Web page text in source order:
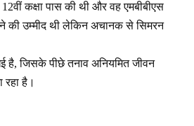
कक्षा पास की थी और वह एमबीबीएस
की उम्मीद थी लेकिन अचानक से सिमरन
है, जिसके पीछे तनाव अनियमित जीवन
है।